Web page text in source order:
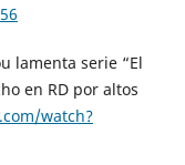
lamenta serie “El
en RD por altos
watch?